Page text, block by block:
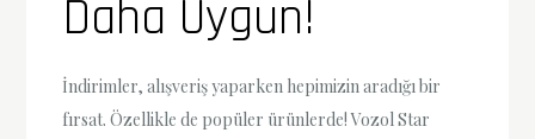
Daha Uygun!
İndirimler, alışveriş yaparken hepimizin aradığı bir
fırsat. Özellikle de popüler ürünlerde! Vozol Star